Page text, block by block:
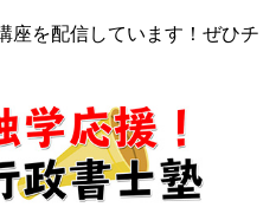
座を配信しています！ぜひチ